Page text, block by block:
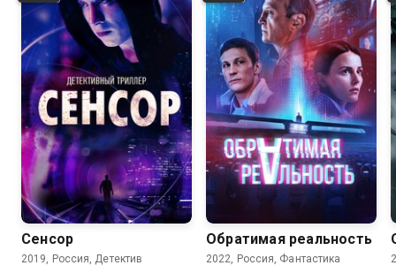
5.9
Сенсор
2019, Россия, Детектив
6.4
Обратимая реальность
2022, Россия, Фантастика